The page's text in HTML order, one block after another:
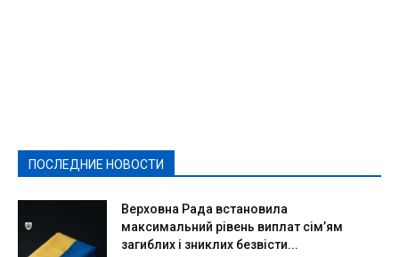
ПОСЛЕДНИЕ НОВОСТИ
Верховна Рада встановила
максимальний рівень виплат сім’ям
загиблих і зниклих безвісти...